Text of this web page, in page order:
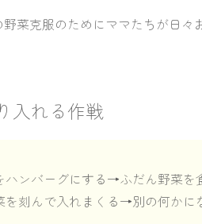
菜克服のためにママたちが日
入れる作戦
ハンバーグにする→ふだん野菜を
を刻んで入れまくる→別の何かに